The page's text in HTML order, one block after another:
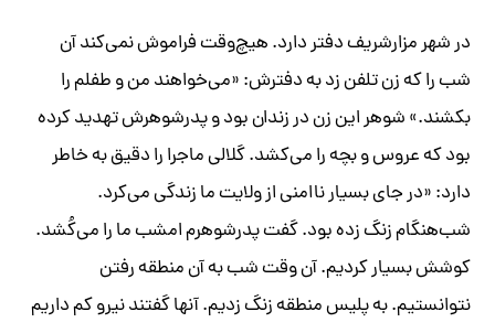
در شهر مزارشریف دفتر دارد. هیچ‌وقت فراموش نمی‌کند آن
شب را که زن تلفن زد به دفترش: «می‌خواهند من و طفلم را
بکشند.» شوهر این زن در زندان بود و پدرشوهرش تهدید کرده
بود که عروس و بچه را می‌کشد. گلالی ماجرا را دقیق به خاطر
دارد: «در جای بسیار ناامنی از ولایت ما زندگی می‌کرد.
شب‌هنگام زنگ زده بود. گفت پدرشوهرم امشب ما را می‌کُشد.
کوشش بسیار کردیم. آن وقت شب به آن منطقه رفتن
نتوانستیم. به پلیس منطقه زنگ زدیم. آنها گفتند نیرو کم داریم